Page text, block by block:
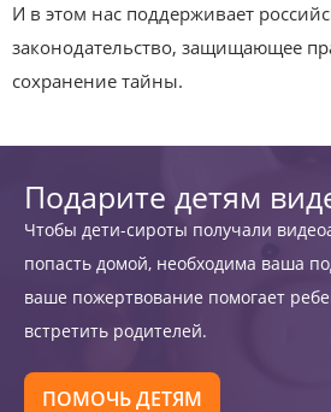
И в этом нас поддерживает
законодательство, защищающее
сохранение тайны.
Подарите детям
Чтобы дети-сироты получали
попасть домой, необходима ваша
ваше пожертвование помогает
встретить родителей.
ПОМОЧЬ ДЕТЯМ